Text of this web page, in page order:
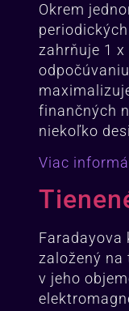
Okrem
zahrňuje 1
finančných
niekoľko
Viac
založený na
v jeho